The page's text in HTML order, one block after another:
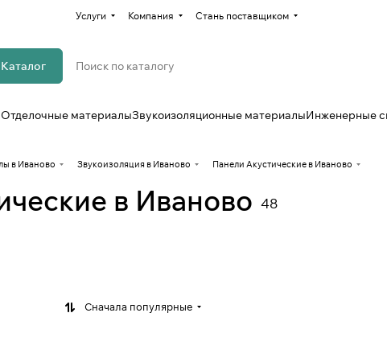
Услуги Компания Стань поставщиком
Каталог
Отделочные материалыЗвукоизоляционные материалыИнженерные
в Иваново Звукоизоляция в Иваново Панели Акустические в Иваново
в Иваново 48
Сначала популярные